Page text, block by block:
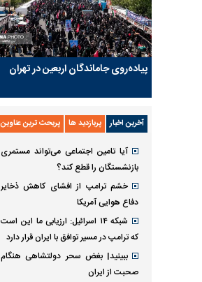
پیاده‌روی جاماندگان اربعین در تهران
آخرین اخبار پربازدید ها پربحث ترین عناوین
آیا تامین اجتماعی می‌تواند مستمری
بازنشستگان را قطع کند؟
خشم ترامپ از افشای کاهش ذخایر
دفاع هوایی آمریکا
شبکه ۱۴ اسرائیل: ارزیابی ما این است
که ترامپ در مسیر توافق با ایران قرار دارد
ببینید| بغض سحر دولتشاهی هنگام
صحبت از ایران